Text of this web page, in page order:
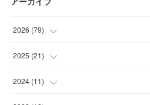
2026 (79)
(10 )
(30 )
2025 (21)
(2
2024 (11)